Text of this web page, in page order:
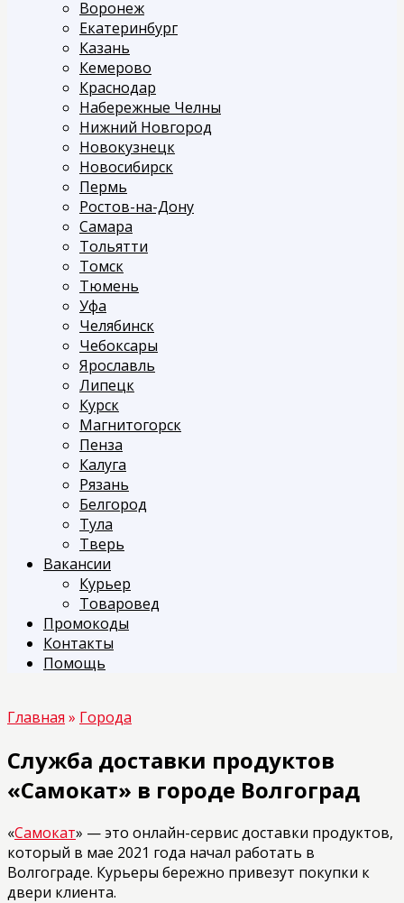
Воронеж
Екатеринбург
Казань
Кемерово
Краснодар
Набережные Челны
Нижний Новгород
Новокузнецк
Новосибирск
Пермь
Ростов-на-Дону
Самара
Тольятти
Томск
Тюмень
Уфа
Челябинск
Чебоксары
Ярославль
Липецк
Курск
Магнитогорск
Пенза
Калуга
Рязань
Белгород
Тула
Тверь
Вакансии
Курьер
Товаровед
Промокоды
Контакты
Помощь
Главная » Города
Служба доставки продуктов
«Самокат» в городе Волгоград
«Самокат» — это онлайн-сервис доставки продуктов,
который в мае 2021 года начал работать в
Волгограде. Курьеры бережно привезут покупки к
двери клиента.